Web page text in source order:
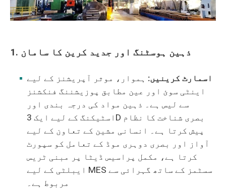
1. ذہین ہوسٹنگ اور جدید کرین کا سامان
اسمارٹ کرینیں: ہموار، موثر آپریشنز کے لیے
اینٹی سوئ اور عین مطابق پوزیشننگ فنکشنز
سے لیس ہے۔ ذہین مواد کی درجہ بندی اور
اسٹیکنگ کے لیے ایک 3D بصری شناخت کا نظام
پیش کرتا ہے۔ انسانی مشین کے تعاون کے لیے
آواز اور بصری دوہری موڈ کے تعامل کو سپورٹ
کرتا ہے، مکمل پراسیس ڈیٹا پر مبنی ٹریس
ایبلٹی کے لیے MES سسٹمز کے ساتھ گہرائی سے
مربوط ہے۔